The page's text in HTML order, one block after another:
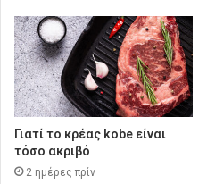
Γιατί το κρέας kobe είναι
τόσο ακριβό
2 ημέρες πρίν